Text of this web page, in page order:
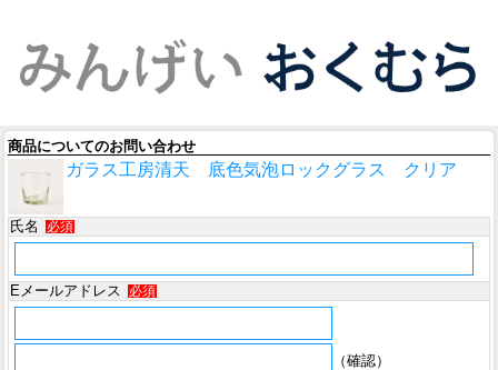
商品についてのお問い合わせ
ガラス工房清天 底色気泡ロックグラス クリア
氏名 必須
Eメールアドレス 必須
（確認）